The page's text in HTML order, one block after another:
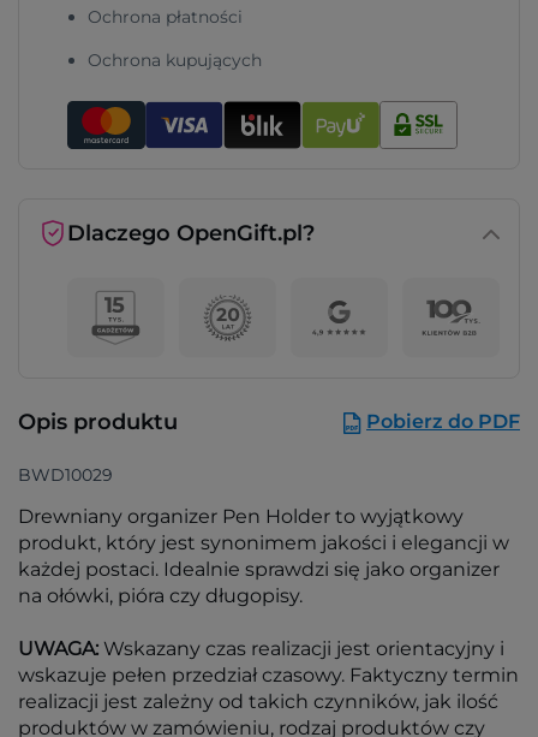
Ochrona płatności
Ochrona kupujących
Dlaczego OpenGift.pl?
Opis produktu Pobierz do PDF
BWD10029
Drewniany organizer Pen Holder to wyjątkowy
produkt, który jest synonimem jakości i elegancji w
każdej postaci. Idealnie sprawdzi się jako organizer
na ołówki, pióra czy długopisy.
UWAGA: Wskazany czas realizacji jest orientacyjny i
wskazuje pełen przedział czasowy. Faktyczny termin
realizacji jest zależny od takich czynników, jak ilość
produktów w zamówieniu, rodzaj produktów czy